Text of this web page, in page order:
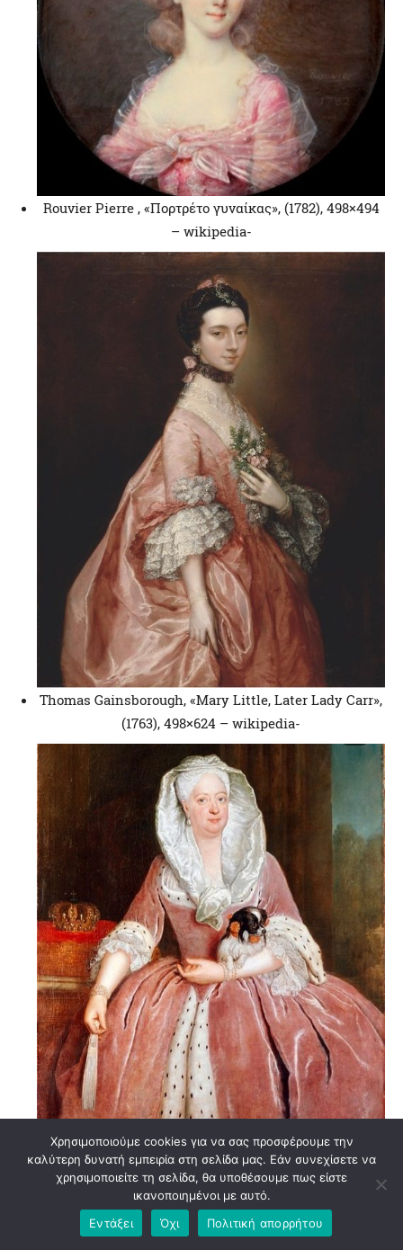
Rouvier Pierre , «Πορτρέτο γυναίκας», (1782), 498×494
– wikipedia-
Thomas Gainsborough, «Mary Little, Later Lady Carr»,
(1763), 498×624 – wikipedia-
Antoine Pesne, «Πορτρέτο της Sophie Dorothea von
Braunschweig-Lüneburg», (1737), 498×572 –
wikipedia-
Χρησιμοποιούμε cookies για να σας προσφέρουμε την
καλύτερη δυνατή εμπειρία στη σελίδα μας. Εάν συνεχίσετε να
χρησιμοποιείτε τη σελίδα, θα υποθέσουμε πως είστε
ικανοποιημένοι με αυτό.
Εντάξει
Όχι Πολιτική απορρήτου